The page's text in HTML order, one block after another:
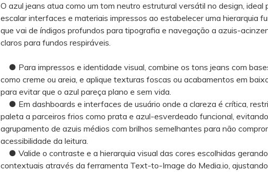
O azul jeans atua como um tom neutro estrutural versátil no design, ideal
escalar interfaces e materiais impressos ao estabelecer uma hierarquia
que vai de índigos profundos para tipografia e navegação a azuis-
claros para fundos respiráveis.
● Para impressos e identidade visual, combine os tons jeans com
como creme ou areia, e aplique texturas foscas ou acabamentos em
para evitar que o azul pareça plano e sem vida.
● Em dashboards e interfaces de usuário onde a clareza é crítica,
paleta a parceiros frios como prata e azul-esverdeado funcional,
agrupamento de azuis médios com brilhos semelhantes para não
acessibilidade da leitura.
● Valide o contraste e a hierarquia visual das cores escolhidas
contextuais através da ferramenta Text-to-Image do Media.io,